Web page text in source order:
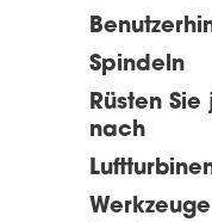
Spindeln
Rüsten
nach